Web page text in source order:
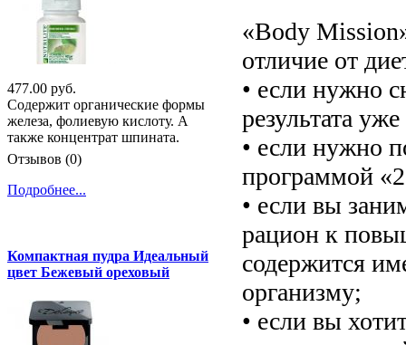
«Body
отличие от
• если нужно
результата
• если нужно
программой
• если вы
рацион к
содержится
организму;
• если вы
477.00 руб.
Содержит органические формы
железа, фолиевую кислоту. А
также концентрат шпината.
Отзывов (0)
Подробнее...
Компактная пудра Идеальный
цвет Бежевый ореховый